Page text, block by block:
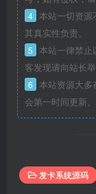
4 本站一切资源
其真实性负责。
5 本站一律禁止
客发现请向站长
6 本站资源大多
会第一时间更新。
发卡系统源码